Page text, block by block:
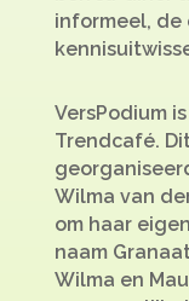
informeel, de
VersPodium
Trendcafé.
Wilma van
om haar
naam
Wilma en